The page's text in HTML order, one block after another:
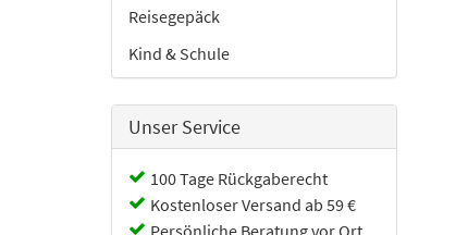
Reisegepäck
Kind & Schule
Unser Service
100 Tage Rückgaberecht
Kostenloser Versand ab 59 €
Persönliche Beratung vor Ort